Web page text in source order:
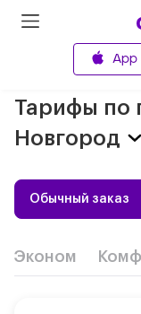
App
Тарифы по
Новгород
Обычный заказ
Эконом